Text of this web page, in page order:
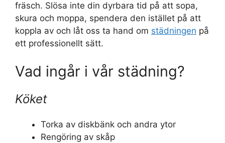
fräsch. Slösa inte din dyrbara tid på att sopa,
skura och moppa, spendera den istället på att
koppla av och låt oss ta hand om städningen på
ett professionellt sätt.
Vad ingår i vår städning?
Köket
Torka av diskbänk och andra ytor
Rengöring av skåp